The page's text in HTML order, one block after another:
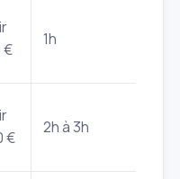
€
1h
€
2h à 3h